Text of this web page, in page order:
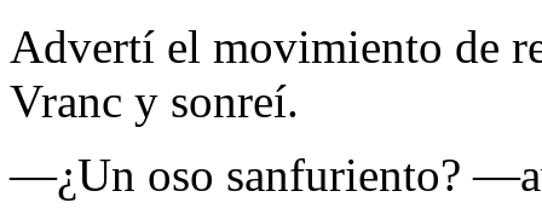
Advertí el movimiento de
Vranc y sonreí.
—¿Un oso sanfuriento?